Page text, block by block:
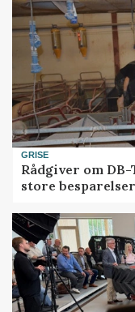
GRISE
Rådgiver om
store besparelser